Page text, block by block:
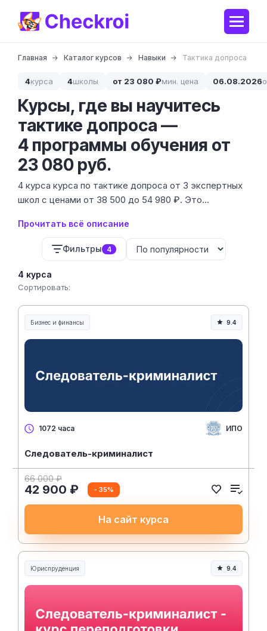
Главная Каталог курсов Навыки Тактика допроса
4курса 4школы от 23 080 ₽мин. цена 06.08.2026
Курсы, где вы научитесь
тактике допроса —
4 программы обучения от
23 080 руб.
4 курса курса по тактике допроса от 3 экспертных
школ с ценами от 38 500 до 54 980 ₽. Это
психологии и профайлинга, который необходим для
получения достоверной информации в сложных
условиях.
Прочитать всё описание
Фильтры 4
4 курса
Сортировать:
Бизнес и финансы 9.4
1072 часа ИПО
Следователь-криминалист
66 000 ₽
42 900 ₽ - 35%
На сайт курса
Юриспруденция
Юриспруденция и право
9.4